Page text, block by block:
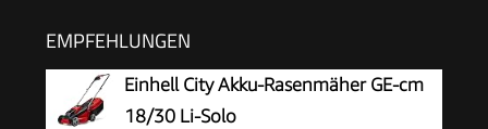
EMPFEHLUNGEN
Einhell City Akku-Rasenmäher GE-cm
18/30 Li-Solo